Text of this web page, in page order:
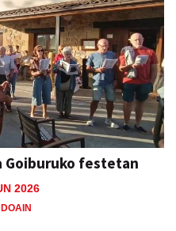
Goiburuko festetan
2026